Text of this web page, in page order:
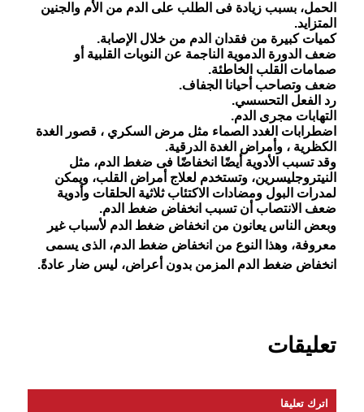
الحمل، بسبب زيادة فى الطلب على الدم من الأم والجنين
المتزايد.
كميات كبيرة من فقدان الدم من خلال الإصابة.
ضعف الدورة الدموية الناجمة عن النوبات القلبية أو
صمامات القلب الخاطئة.
ضعف وتصاحب أحيانا الجفاف.
رد الفعل التحسسي.
التهابات مجرى الدم.
اضطرابات الغدد الصماء مثل مرض السكري ، قصور الغدة
الكظرية ، وأمراض الغدة الدرقية.
وقد تسبب الأدوية أيضًا انخفاضًا فى ضغط الدم، مثل
النيتروجليسرين، وتستخدم لعلاج أمراض القلب، ويمكن
لمدرات البول ومضادات الاكتئاب ثلاثية الحلقات وأدوية
ضعف الانتصاب أن تسبب انخفاض ضغط الدم.
وبعض الناس يعانون من انخفاض ضغط الدم لأسباب غير
معروفة، وهذا النوع من انخفاض ضغط الدم، الذى يسمى
انخفاض ضغط الدم المزمن بدون أعراض، ليس ضار عادةً.
تعليقات
اترك تعليقا